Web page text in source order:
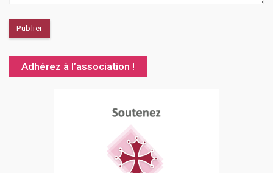
Adhérez à l’association !